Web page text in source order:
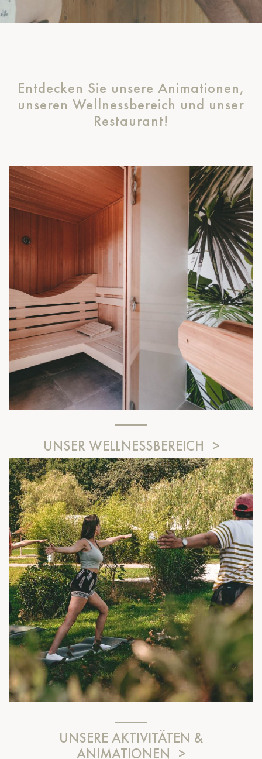
Entdecken Sie unsere Animationen,
unseren Wellnessbereich und unser
Restaurant!
UNSER WELLNESSBEREICH
UNSERE AKTIVITÄTEN &
ANIMATIONEN